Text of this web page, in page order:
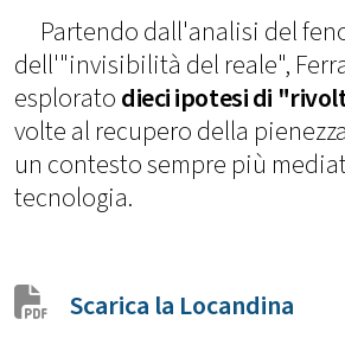
Partendo dall'analisi del
dell'"invisibilità del reale",
esploratodieci ipotesi di
volte al recupero della
un contesto sempre più
tecnologia.
Scarica la Locandina